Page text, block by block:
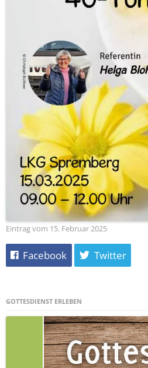
Eintrag vom 15. Februar 2025
Facebook Twitter
GOTTESDIENST ERLEBEN